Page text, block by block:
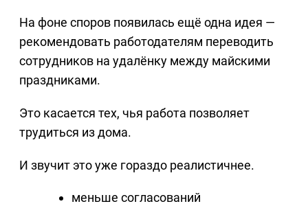
На фоне споров появилась ещё одна идея —
рекомендовать работодателям переводить
сотрудников на удалёнку между майскими
праздниками.
Это касается тех, чья работа позволяет
трудиться из дома.
И звучит это уже гораздо реалистичнее.
меньше согласований